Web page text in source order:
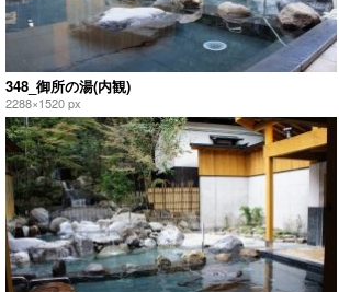
348_御所の湯(内観)
2288×1520 px